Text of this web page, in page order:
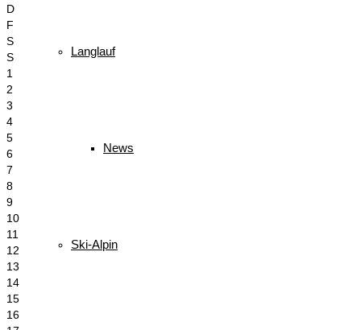
Langlauf
News
Ski-Alpin
D
F
S
S
1
2
3
4
5
6
7
8
9
10
11
12
13
14
15
16